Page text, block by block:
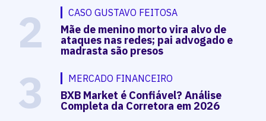
2 CASO GUSTAVO FEITOSA
Mãe de menino morto vira alvo de
ataques nas redes; pai advogado e
madrasta são presos
3 MERCADO FINANCEIRO
BXB Market é Confiável? Análise
Completa da Corretora em 2026